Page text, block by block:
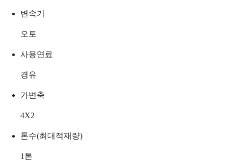
변속기
오토
사용연료
경유
가변축
4X2
톤수(최대적재량)
1 톤